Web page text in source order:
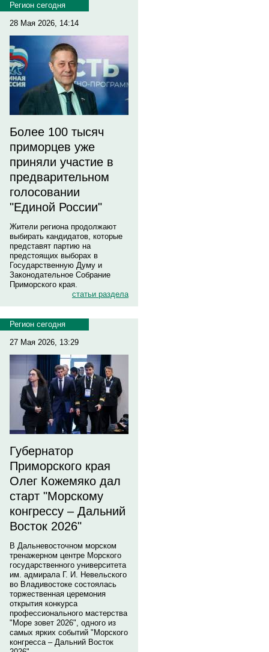
Регион сегодня
28 Мая 2026, 14:14
Более 100 тысяч
приморцев уже
приняли участие в
предварительном
голосовании
"Единой России"
Жители региона продолжают
выбирать кандидатов, которые
представят партию на
предстоящих выборах в
Государственную Думу и
Законодательное Собрание
Приморского края.
статьи раздела
Регион сегодня
27 Мая 2026, 13:29
Губернатор
Приморского края
Олег Кожемяко дал
старт "Морскому
конгрессу – Дальний
Восток 2026"
В Дальневосточном морском
тренажерном центре Морского
государственного университета
им. адмирала Г. И. Невельского
во Владивостоке состоялась
торжественная церемония
открытия конкурса
профессионального мастерства
"Море зовет 2026", одного из
самых ярких событий "Морского
конгресса – Дальний Восток